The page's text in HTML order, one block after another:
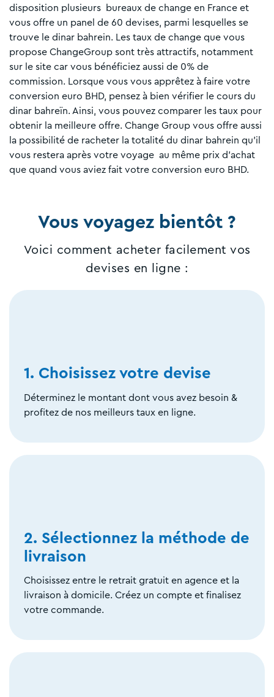
disposition plusieurs bureaux de change en France et
vous offre un panel de 60 devises, parmi lesquelles se
trouve le dinar bahrein. Les taux de change que vous
propose ChangeGroup sont très attractifs, notamment
sur le site car vous bénéficiez aussi de 0% de
commission. Lorsque vous vous apprêtez à faire votre
conversion euro BHD, pensez à bien vérifier le cours du
dinar bahreïn. Ainsi, vous pouvez comparer les taux pour
obtenir la meilleure offre. Change Group vous offre aussi
la possibilité de racheter la totalité du dinar bahrein qu’il
vous restera après votre voyage au même prix d’achat
que quand vous aviez fait votre conversion euro BHD.
Vous voyagez bientôt ?
Voici comment acheter facilement vos
devises en ligne :
1. Choisissez votre devise
Déterminez le montant dont vous avez besoin &
profitez de nos meilleurs taux en ligne.
2. Sélectionnez la méthode de
livraison
Choisissez entre le retrait gratuit en agence et la
livraison à domicile. Créez un compte et finalisez
votre commande.